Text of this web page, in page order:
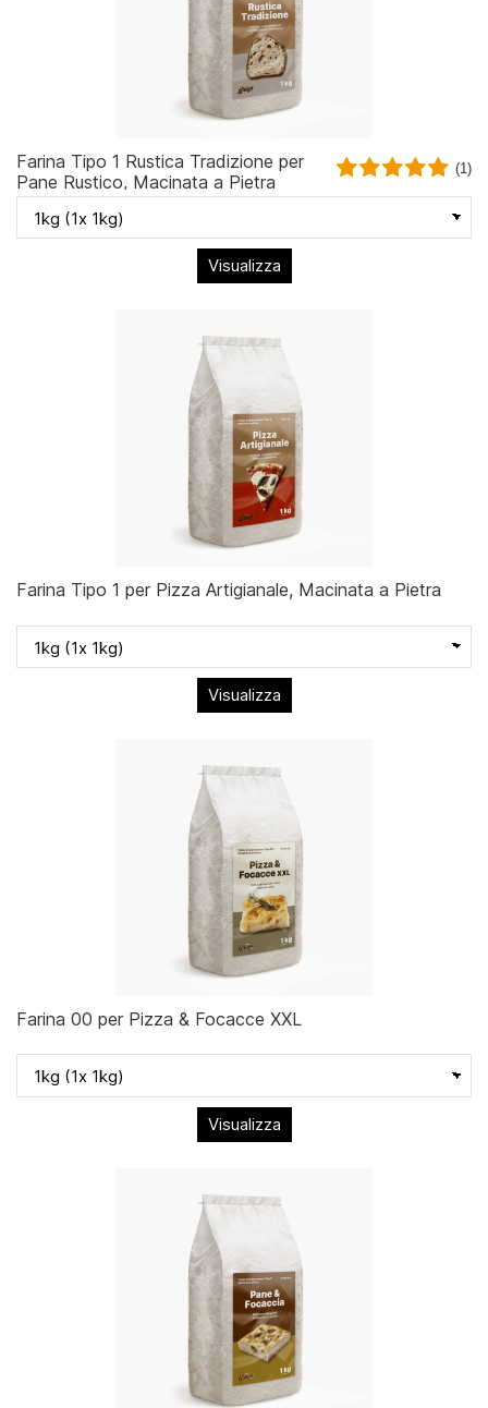
Farina Tipo 1 Rustica Tradizione per
Pane Rustico, Macinata a Pietra
(1)
Visualizza
Farina Tipo 1 per Pizza Artigianale, Macinata a Pietra
Visualizza
Farina 00 per Pizza & Focacce XXL
Visualizza